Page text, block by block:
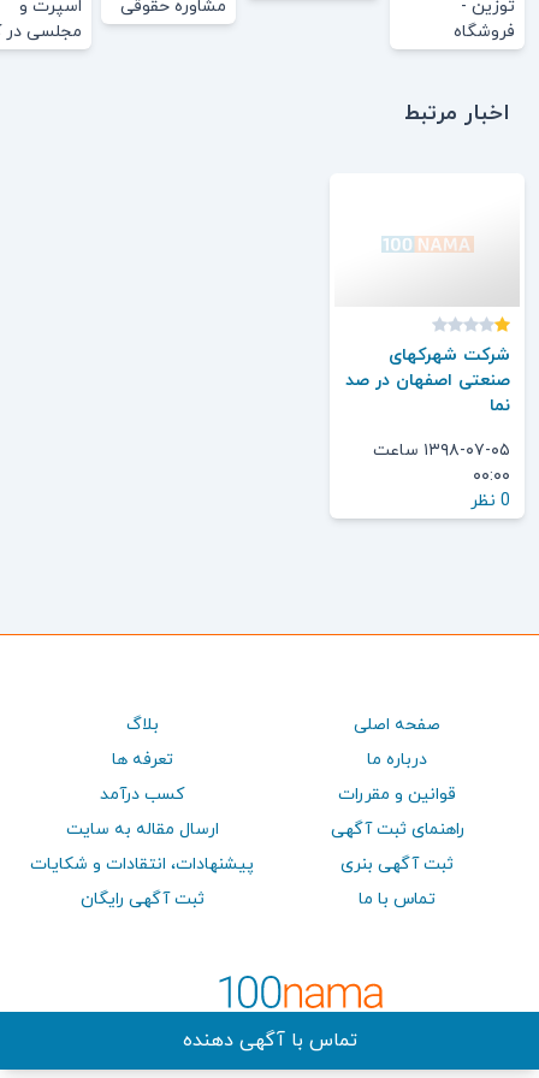
تماس با آگهی دهنده
توزین -
فروشگاه
تجهیزات توزین
مشاوره حقوقی
اسپرت و‌
مجلسی در
گوهردشت
اخبار مرتبط
شرکت شهرکهای
صنعتی اصفهان در صد
نما
۱۳۹۸-۰۷-۰۵ ساعت
۰۰:۰۰
0 نظر
صفحه اصلی
بلاگ
درباره ما
تعرفه ها
قوانین و مقررات
کسب درآمد
راهنمای ثبت آگهی
ارسال مقاله به سایت
ثبت آگهی بنری
پيشنهادات، انتقادات و شكايات
تماس با ما
ثبت آگهی رایگان